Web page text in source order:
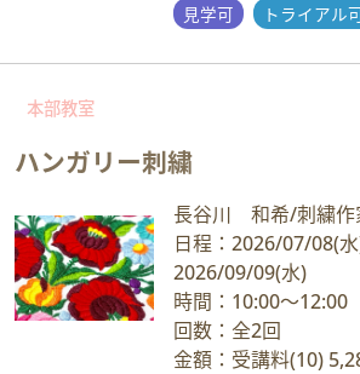
見学可 トライアル
本部教室
ハンガリー刺繍
長谷川 和希/刺繍作
日程：2026/07/08(
2026/09/09(水)
時間：10:00～12:00
回数：全2回
金額：受講料(10)